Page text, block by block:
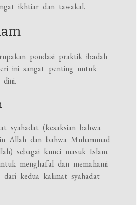
ikhtiar dan tawakal.
pondasi praktik ibadah
ini sangat penting untuk
dini.
syahadat (kesaksian bahwa
Allah dan bahwa Muhammad
sebagai kunci masuk Islam.
menghafal dan memahami
dari kedua kalimat syahadat